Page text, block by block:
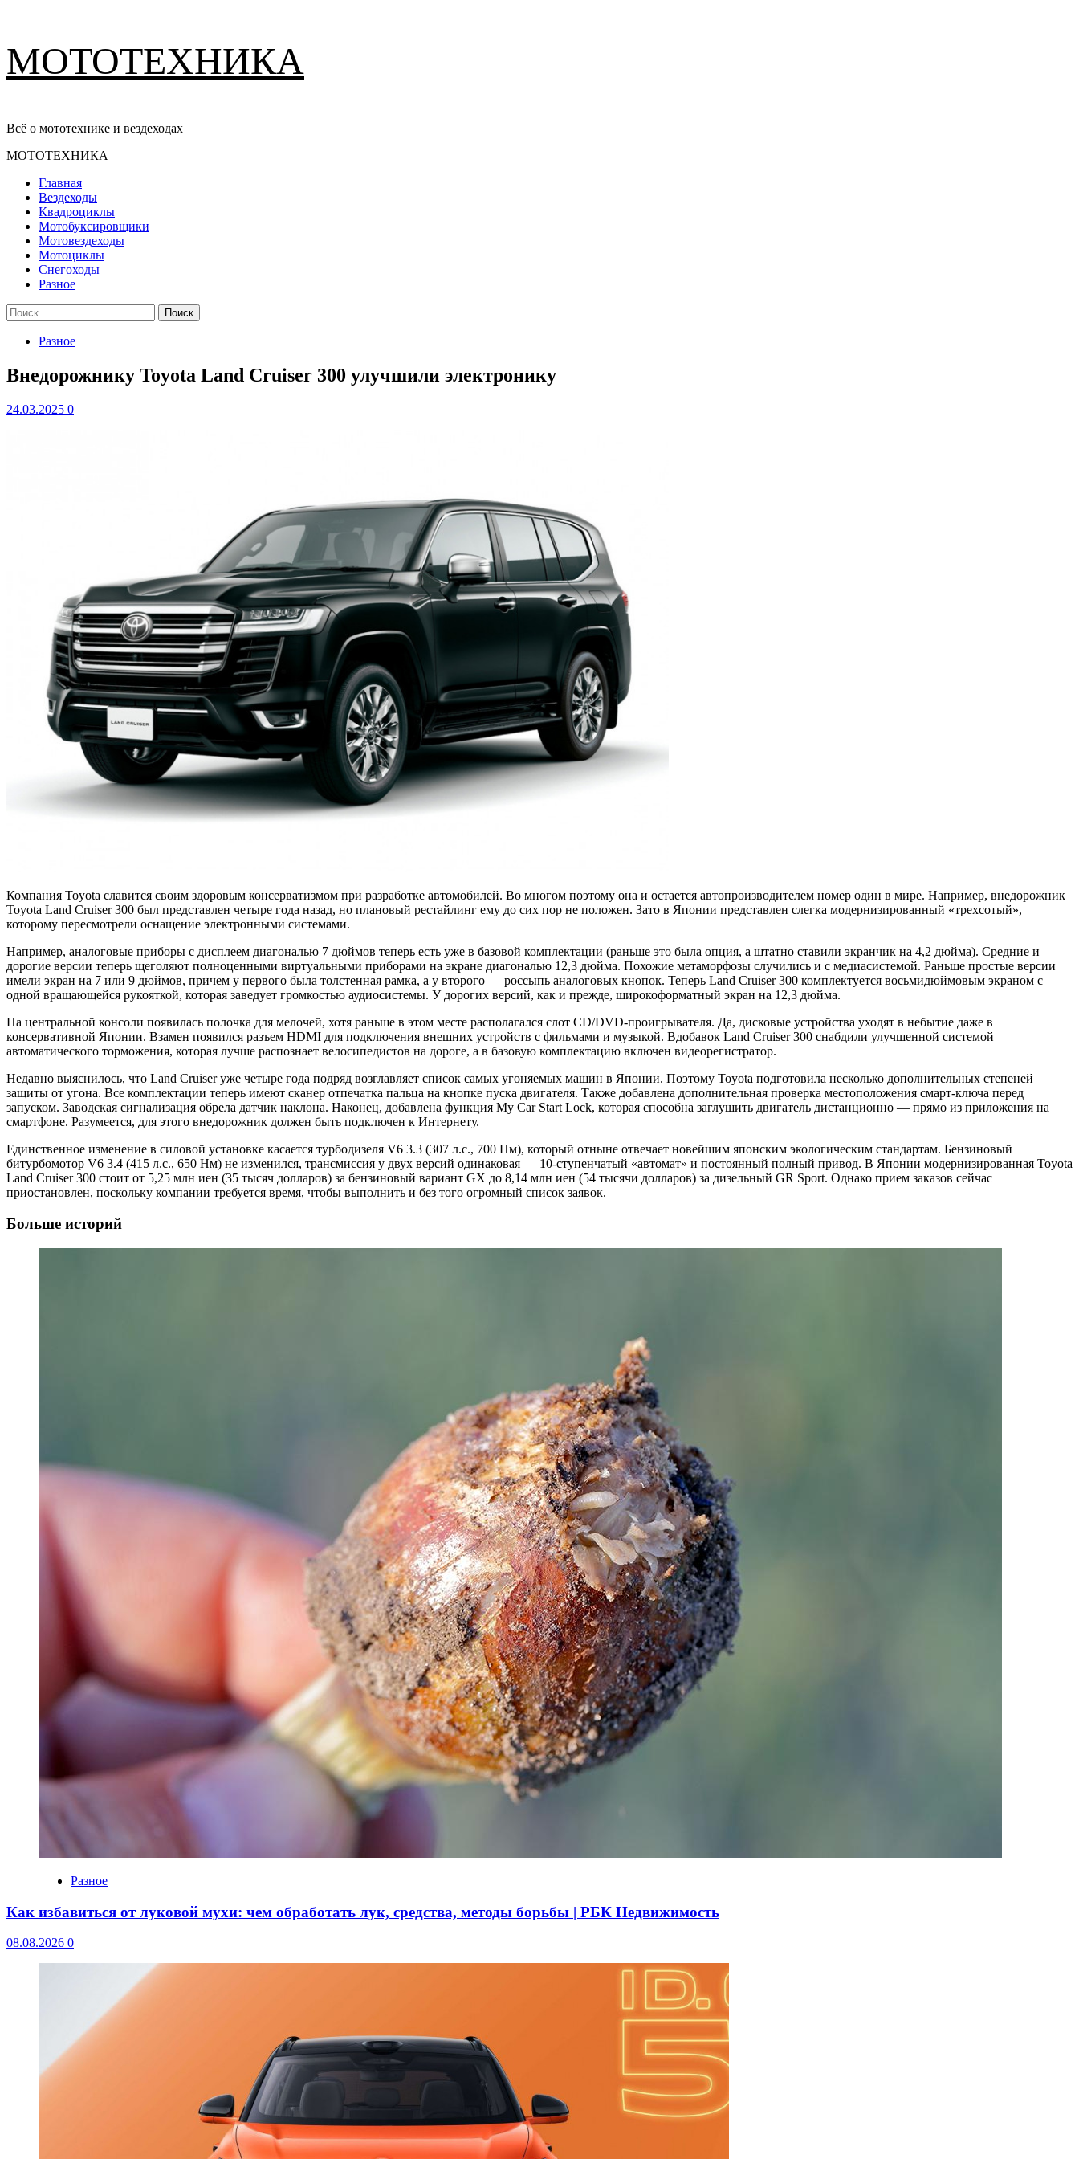
содержимому
МОТОТЕХНИКА
Всё о мототехнике и вездеходах
Основное
МОТОТЕХНИКА
Главная
Вездеходы
Квадроциклы
Мотобуксировщики
Мотовездеходы
Мотоциклы
Снегоходы
Разное
Найти:
Разное
Внедорожнику Toyota Land Cruiser 300 улучшили электронику
24.03.2025 0
Компания Toyota славится своим здоровым консерватизмом при разработке автомобилей. Во многом поэтому она и остается автопроизводителем номер один в мире. Например, внедорожник
Toyota Land Cruiser 300 был представлен четыре года назад, но плановый рестайлинг ему до сих пор не положен. Зато в Японии представлен слегка модернизированный «трехсотый»,
которому пересмотрели оснащение электронными системами.
Например, аналоговые приборы с дисплеем диагональю 7 дюймов теперь есть уже в базовой комплектации (раньше это была опция, а штатно ставили экранчик на 4,2 дюйма). Средние и
дорогие версии теперь щеголяют полноценными виртуальными приборами на экране диагональю 12,3 дюйма. Похожие метаморфозы случились и с медиасистемой. Раньше простые версии
имели экран на 7 или 9 дюймов, причем у первого была толстенная рамка, а у второго — россыпь аналоговых кнопок. Теперь Land Cruiser 300 комплектуется восьмидюймовым экраном с
одной вращающейся рукояткой, которая заведует громкостью аудиосистемы. У дорогих версий, как и прежде, широкоформатный экран на 12,3 дюйма.
На центральной консоли появилась полочка для мелочей, хотя раньше в этом месте располагался слот CD/DVD-проигрывателя. Да, дисковые устройства уходят в небытие даже в
консервативной Японии. Взамен появился разъем HDMI для подключения внешних устройств с фильмами и музыкой. Вдобавок Land Cruiser 300 снабдили улучшенной системой
автоматического торможения, которая лучше распознает велосипедистов на дороге, а в базовую комплектацию включен видеорегистратор.
Недавно выяснилось, что Land Cruiser уже четыре года подряд возглавляет список самых угоняемых машин в Японии. Поэтому Toyota подготовила несколько дополнительных степеней
защиты от угона. Все комплектации теперь имеют сканер отпечатка пальца на кнопке пуска двигателя. Также добавлена дополнительная проверка местоположения смарт-ключа перед
запуском. Заводская сигнализация обрела датчик наклона. Наконец, добавлена функция My Car Start Lock, которая способна заглушить двигатель дистанционно — прямо из приложения на
смартфоне. Разумеется, для этого внедорожник должен быть подключен к Интернету.
Единственное изменение в силовой установке касается турбодизеля V6 3.3 (307 л.с., 700 Нм), который отныне отвечает новейшим японским экологическим стандартам. Бензиновый
битурбомотор V6 3.4 (415 л.с., 650 Нм) не изменился, трансмиссия у двух версий одинаковая — 10-ступенчатый «автомат» и постоянный полный привод. В Японии модернизированная Toyota
Land Cruiser 300 стоит от 5,25 млн иен (35 тысяч долларов) за бензиновый вариант GX до 8,14 млн иен (54 тысячи долларов) за дизельный GR Sport. Однако прием заказов сейчас
приостановлен, поскольку компании требуется время, чтобы выполнить и без того огромный список заявок.
Больше историй
Разное
Как избавиться от луковой мухи: чем обработать лук, средства, методы борьбы | РБК Недвижимость
08.08.2026 0